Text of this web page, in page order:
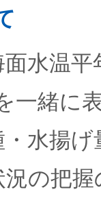
水温
一緒に
水揚
の把